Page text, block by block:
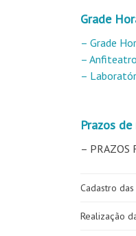
Grade
– Grade
–
–
Prazos
– PRAZOS
Cadastro das
Realização